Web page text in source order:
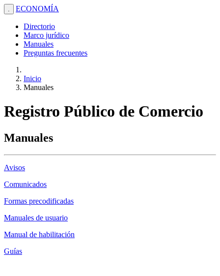
. ECONOMÍA
Directorio
Marco jurídico
Manuales
Preguntas frecuentes
Inicio
Manuales
Registro Público de Comercio
Manuales
Avisos
Comunicados
Formas precodificadas
Manuales de usuario
Manual de habilitación
Guías